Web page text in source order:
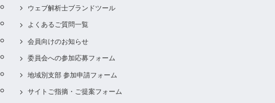
ウェブ解析士ブランドツール
よくあるご質問一覧
会員向けのお知らせ
委員会への参加応募フォーム
地域別支部 参加申請フォーム
サイトご指摘・ご提案フォーム